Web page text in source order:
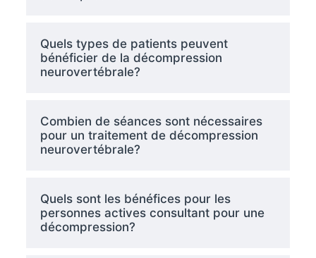
Quels types de patients peuvent
bénéficier de la décompression
neurovertébrale?
Combien de séances sont nécessaires
pour un traitement de décompression
neurovertébrale?
Quels sont les bénéfices pour les
personnes actives consultant pour une
décompression?